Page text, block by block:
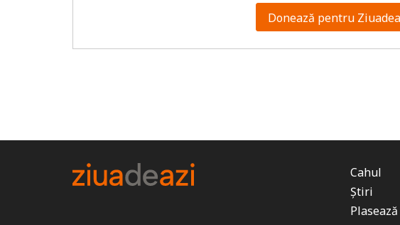
Donează pentru
Cahul
Știri